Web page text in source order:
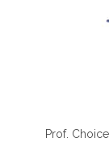
Prof.